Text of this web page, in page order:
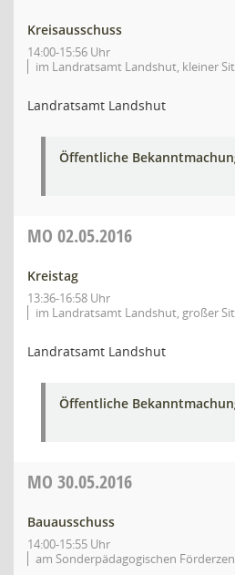
Kreisausschuss
14:00-15:56 Uhr
im Landratsamt Landshut, kleiner
Landratsamt Landshut
Öffentliche
MO 02.05.2016
Kreistag
13:36-16:58 Uhr
im Landratsamt Landshut, großer
Landratsamt Landshut
Öffentliche
MO 30.05.2016
Bauausschuss
14:00-15:55 Uhr
am Sonderpädagogischen